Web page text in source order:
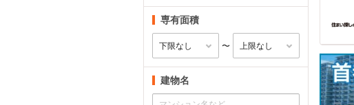
専有面積
〜
建物名